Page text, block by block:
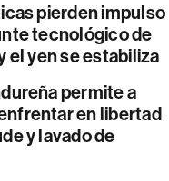
pierden impulso
tecnológico de
el yen se estabiliza
permite a
en libertad
y lavado de